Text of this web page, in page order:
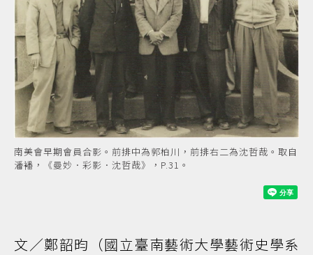
南美會早期會員合影。前排中為郭柏川，前排右二為沈哲哉。取自
潘襎，《曼妙．彩影．沈哲哉》，P.31。
文／鄭韶昀（國立臺南藝術大學藝術史學系